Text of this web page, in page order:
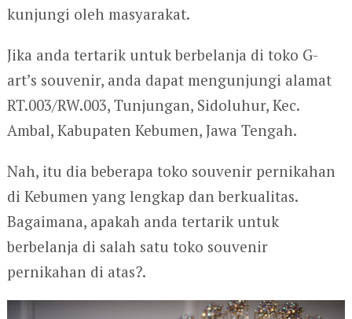
kunjungi oleh masyarakat.
Jika anda tertarik untuk berbelanja di toko G-
art’s souvenir, anda dapat mengunjungi alamat
RT.003/RW.003, Tunjungan, Sidoluhur, Kec.
Ambal, Kabupaten Kebumen, Jawa Tengah.
Nah, itu dia beberapa toko souvenir pernikahan
di Kebumen yang lengkap dan berkualitas.
Bagaimana, apakah anda tertarik untuk
berbelanja di salah satu toko souvenir
pernikahan di atas?.